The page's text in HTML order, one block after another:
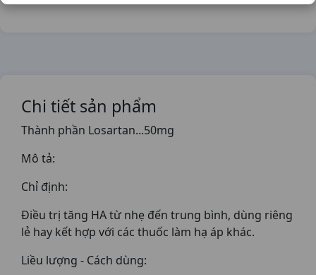
Chi tiết sản phẩm
Thành phần Losartan...50mg
Mô tả:
Chỉ định:
Điều trị tăng HA từ nhẹ đến trung bình, dùng riêng
lẻ hay kết hợp với các thuốc làm hạ áp khác.
Liều lượng - Cách dùng: